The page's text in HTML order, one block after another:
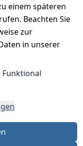
einem späteren
Beachten Sie
zur
in unserer
Funktional